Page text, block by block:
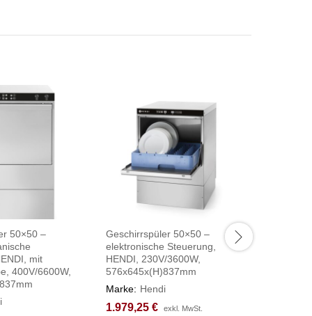
50×50 –
mit
400V/6600W,
Geschirrspüler 50×50 –
elektronische Steuerung,
HENDI, 230V/3600W,
576x645x(H)837mm
Marke: Hendi
1.979,25 € exkl. MwSt.
1.979,25 € exkl. MwSt.